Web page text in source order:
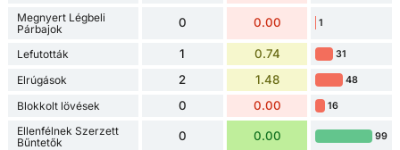
Megnyert Légbeli
Párbajok
0 0.00 1
Lefutották 1 0.74 31
Elrúgások 2 1.48 48
Blokkolt lövések 0 0.00 16
Ellenfélnek Szerzett
Bűntetők
0 0.00 99